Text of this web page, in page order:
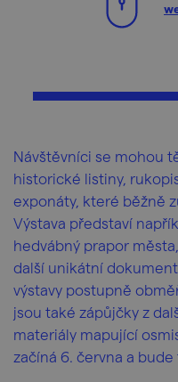
Návštěvníci se mohou
historické listiny,
exponáty, které běžně
Výstava představí
hedvábný prapor
další unikátní
výstavy postupně
jsou také zápůjčky z
materiály mapující
začíná 6. června a